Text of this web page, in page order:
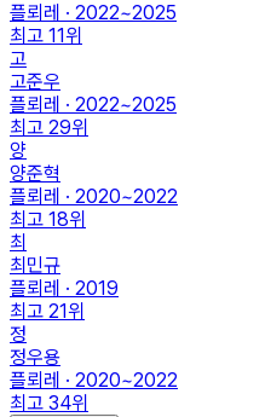
플뢰레 · 2022~2025
최고 11위
고
고준우
플뢰레 · 2022~2025
최고 29위
양
양준혁
플뢰레 · 2020~2022
최고 18위
최
최민규
플뢰레 · 2019
최고 21위
정
정우용
플뢰레 · 2020~2022
최고 34위